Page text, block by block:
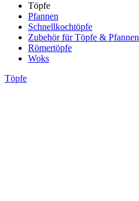
Töpfe
Pfannen
Schnellkochtöpfe
Zubehör für Töpfe & Pfannen
Römertöpfe
Woks
Töpfe